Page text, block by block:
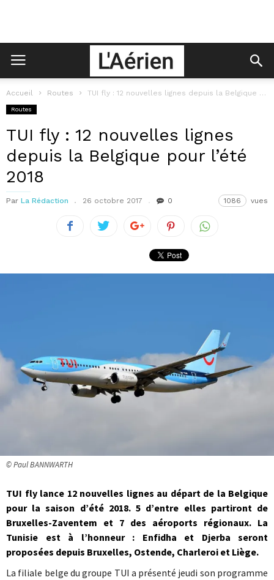
Accueil Routes TUI fly : 12 nouvelles lignes depuis la Belgique pour l’été 2018
Routes
TUI fly : 12 nouvelles lignes
depuis la Belgique pour l’été
2018
Par La Rédaction 26 octobre 2017 0 1086 vues
© Paul BANNWARTH
TUI fly lance 12 nouvelles lignes au départ de la Belgique
pour la saison d’été 2018. 5 d’entre elles partiront de
Bruxelles-Zaventem et 7 des aéroports régionaux. La
Tunisie est à l’honneur : Enfidha et Djerba seront
proposées depuis Bruxelles, Ostende, Charleroi et Liège.
La filiale belge du groupe TUI a présenté jeudi son programme